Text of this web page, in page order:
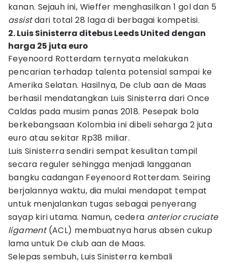
kanan. Sejauh ini, Wieffer menghasilkan 1 gol dan 5
assistdari total 28 laga di berbagai kompetisi.
2. Luis Sinisterra ditebus Leeds United dengan
harga 25 juta euro
Feyenoord Rotterdam ternyata melakukan
pencarian terhadap talenta potensial sampai ke
Amerika Selatan. Hasilnya, De club aan de Maas
berhasil mendatangkan Luis Sinisterra dari Once
Caldas pada musim panas 2018. Pesepak bola
berkebangsaan Kolombia ini dibeli seharga 2 juta
euro atau sekitar Rp38 miliar.
Luis Sinisterra sendiri sempat kesulitan tampil
secara reguler sehingga menjadi langganan
bangku cadangan Feyenoord Rotterdam. Seiring
berjalannya waktu, dia mulai mendapat tempat
untuk menjalankan tugas sebagai penyerang
sayap kiri utama. Namun, cedera anterior cruciate
ligament(ACL) membuatnya harus absen cukup
lama untuk De club aan de Maas.
Selepas sembuh, Luis Sinisterra kembali